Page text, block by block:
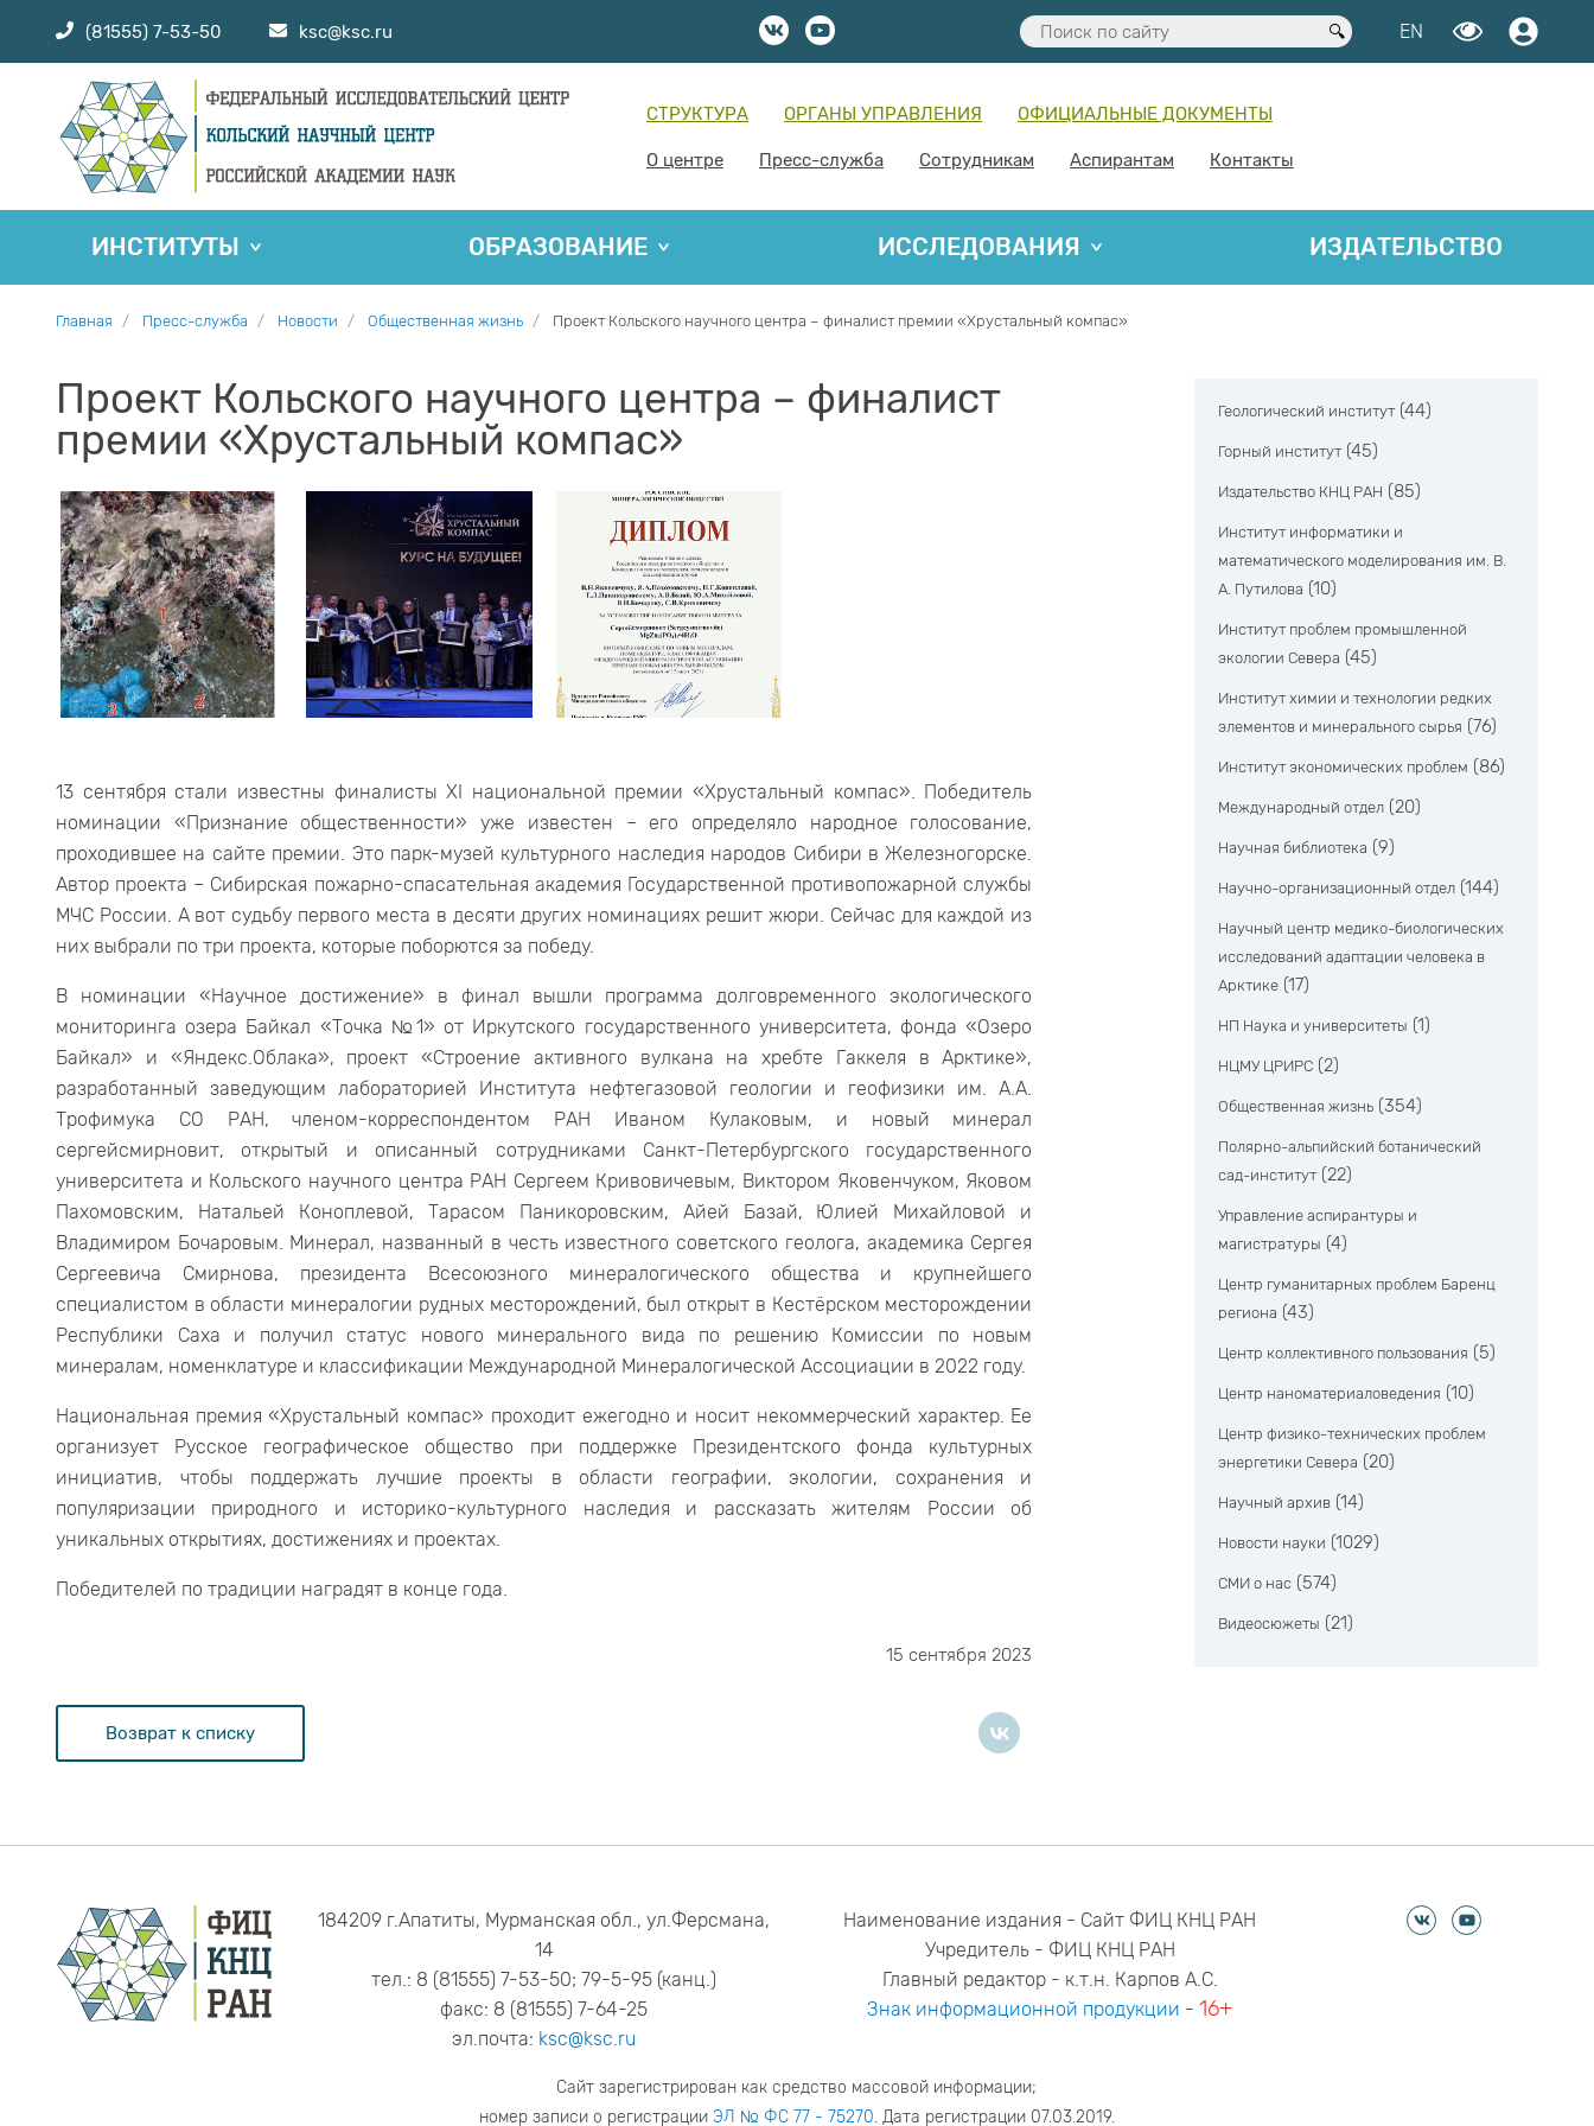
(81555) 7-53-50 ksc@ksc.ru EN
СТРУКТУРА ОРГАНЫ УПРАВЛЕНИЯ ОФИЦИАЛЬНЫЕ ДОКУМЕНТЫ
О центре Пресс-служба Сотрудникам Аспирантам Контакты
ИНСТИТУТЫ ОБРАЗОВАНИЕ ИССЛЕДОВАНИЯ ИЗДАТЕЛЬСТВО
Главная Пресс-служба Новости Общественная жизнь Проект Кольского научного центра – финалист премии «Хрустальный компас»
Проект Кольского научного центра – финалист
премии «Хрустальный компас»
13 сентября стали известны финалисты XI национальной премии «Хрустальный компас». Победитель
номинации «Признание общественности» уже известен – его определяло народное голосование,
проходившее на сайте премии. Это парк-музей культурного наследия народов Сибири в Железногорске.
Автор проекта – Сибирская пожарно-спасательная академия Государственной противопожарной службы
МЧС России. А вот судьбу первого места в десяти других номинациях решит жюри. Сейчас для каждой из
них выбрали по три проекта, которые поборются за победу.
В номинации «Научное достижение» в финал вышли программа долговременного экологического
мониторинга озера Байкал «Точка №1» от Иркутского государственного университета, фонда «Озеро
Байкал» и «Яндекс.Облака», проект «Строение активного вулкана на хребте Гаккеля в Арктике»,
разработанный заведующим лабораторией Института нефтегазовой геологии и геофизики им. А.А.
Трофимука СО РАН, членом-корреспондентом РАН Иваном Кулаковым, и новый минерал
сергейсмирновит, открытый и описанный сотрудниками Санкт-Петербургского государственного
университета и Кольского научного центра РАН Сергеем Кривовичевым, Виктором Яковенчуком, Яковом
Пахомовским, Натальей Коноплевой, Тарасом Паникоровским, Айей Базай, Юлией Михайловой и
Владимиром Бочаровым. Минерал, названный в честь известного советского геолога, академика Сергея
Сергеевича Смирнова, президента Всесоюзного минералогического общества и крупнейшего
специалистом в области минералогии рудных месторождений, был открыт в Кестёрском месторождении
Республики Саха и получил статус нового минерального вида по решению Комиссии по новым
минералам, номенклатуре и классификации Международной Минералогической Ассоциации в 2022 году.
Национальная премия «Хрустальный компас» проходит ежегодно и носит некоммерческий характер. Ее
организует Русское географическое общество при поддержке Президентского фонда культурных
инициатив, чтобы поддержать лучшие проекты в области географии, экологии, сохранения и
популяризации природного и историко-культурного наследия и рассказать жителям России об
уникальных открытиях, достижениях и проектах.
Победителей по традиции наградят в конце года.
15 сентября 2023
Возврат к списку
Геологический институт (44)
Горный институт (45)
Издательство КНЦ РАН (85)
Институт информатики и
математического моделирования им. В.
А. Путилова (10)
Институт проблем промышленной
экологии Севера (45)
Институт химии и технологии редких
элементов и минерального сырья (76)
Институт экономических проблем (86)
Международный отдел (20)
Научная библиотека (9)
Научно-организационный отдел (144)
Научный центр медико-биологических
исследований адаптации человека в
Арктике (17)
НП Наука и университеты (1)
НЦМУ ЦРИРС (2)
Общественная жизнь (354)
Полярно-альпийский ботанический
сад-институт (22)
Управление аспирантуры и
магистратуры (4)
Центр гуманитарных проблем Баренц
региона (43)
Центр коллективного пользования (5)
Центр наноматериаловедения (10)
Центр физико-технических проблем
энергетики Севера (20)
Научный архив (14)
Новости науки (1029)
СМИ о нас (574)
Видеосюжеты (21)
184209 г.Апатиты, Мурманская обл., ул.Ферсмана,
14
тел.: 8 (81555) 7-53-50; 79-5-95 (канц.)
факс: 8 (81555) 7-64-25
эл.почта: ksc@ksc.ru
Наименование издания - Сайт ФИЦ КНЦ РАН
Учредитель - ФИЦ КНЦ РАН
Главный редактор - к.т.н. Карпов А.С.
Знак информационной продукции -16+
Сайт зарегистрирован как средство массовой информации;
номер записи о регистрации ЭЛ № ФС 77 - 75270. Дата регистрации 07.03.2019.